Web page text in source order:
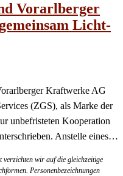
Vorarlberger
Licht-
Kraftwerke AG
(ZGS), als Marke der
unbefristeten Kooperation
Anstelle eines…
wir auf die gleichzeitige
Personenbezeichnungen